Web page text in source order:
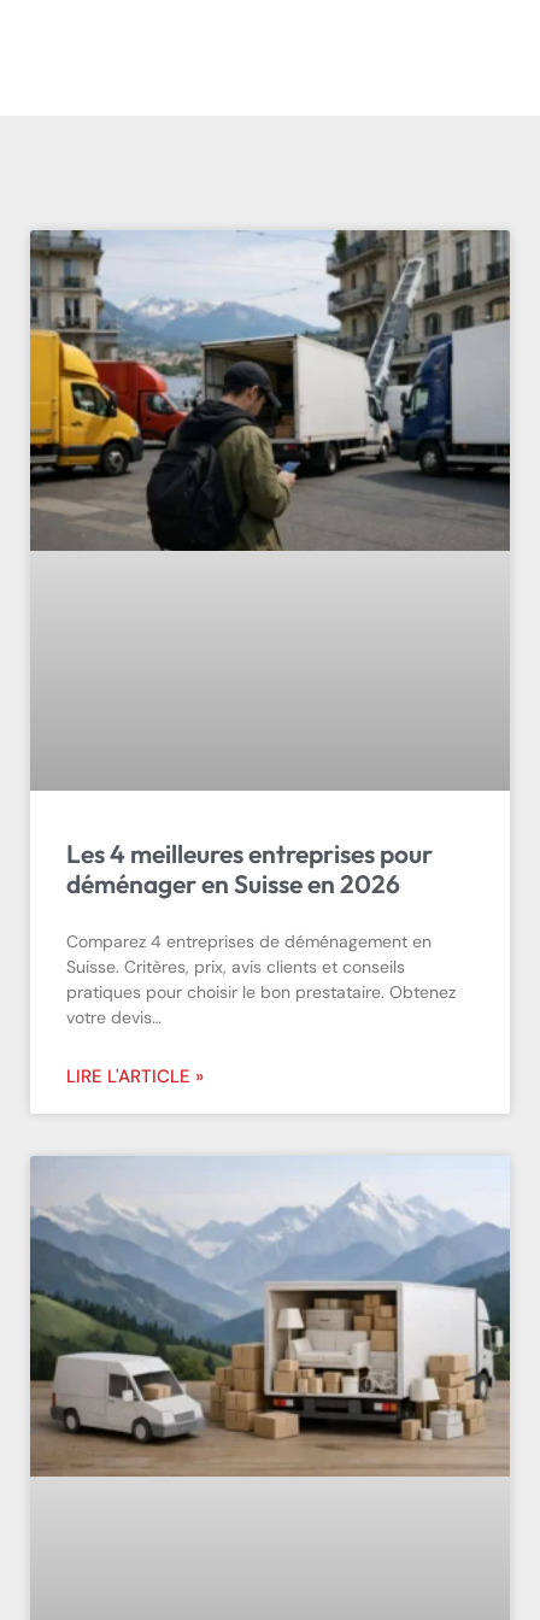
Les 4 meilleures entreprises pour
déménager en Suisse en 2026
Comparez 4 entreprises de déménagement en
Suisse. Critères, prix, avis clients et conseils
pratiques pour choisir le bon prestataire. Obtenez
votre devis…
LIRE L'ARTICLE »